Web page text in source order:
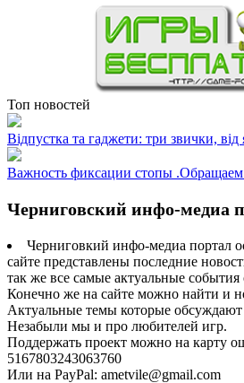
Топ новостей
Відпустка та гаджети: три звички,
Важность фиксации стопы
Черниговский инфо-медиа
Черниговкий инфо-медиа портал
сайте представлены последние
так же все самые актуальные
Конечно же на сайте можно найти и
Актуальные темы которые обсуждают
Незабыли мы и про любителей игр.
Поддержать проект можно на карту
5167803243063760
Или на PayPal: ametvile@gmail.com